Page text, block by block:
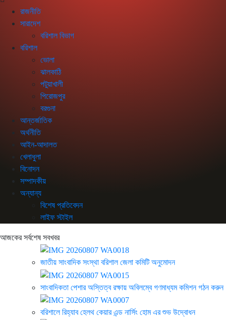
রাজনীতি
সারাদেশ
বরিশাল বিভাগ
বরিশাল
ভোলা
ঝালকাঠি
পটুয়াখালী
পিরোজপুর
বরগুনা
আন্তর্জাতিক
অর্থনীতি
আইন-আদালত
খেলাধুলা
বিনোদন
সম্পাদকীয়
অন্যান্য
বিশেষ প্রতিবেদন
লাইফ স্টাইল
আজকের সর্বশেষ সবখবর
জাতীয় সাংবাদিক সংস্থা বরিশাল জেলা কমিটি অনুমোদন
সাংবাদিকতা পেশার অস্তিত্ব রক্ষায় অবিলম্বে গণমাধ্যম কমিশন গঠন করুন
বরিশালে রিহ্যাব হেলথ কেয়ার এন্ড নার্সিং হোম এর শুভ উদ্বোধন